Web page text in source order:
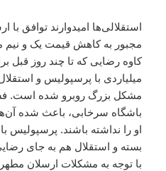
استقلالی‌ها امیدوارند توافق
مجبور به کاهش قیمت یک و نیم
کاوه رضایی که تا چند روز قبل
میلیاردی با پرسپولیس و
مشکل بزرگ روبرو شده است.
باشگاه سرخابی، باعث شده
او را نداشته باشند. پرسپولیس
بسته و استقلال هم به جای
با توجه به مشکلات ارسلان